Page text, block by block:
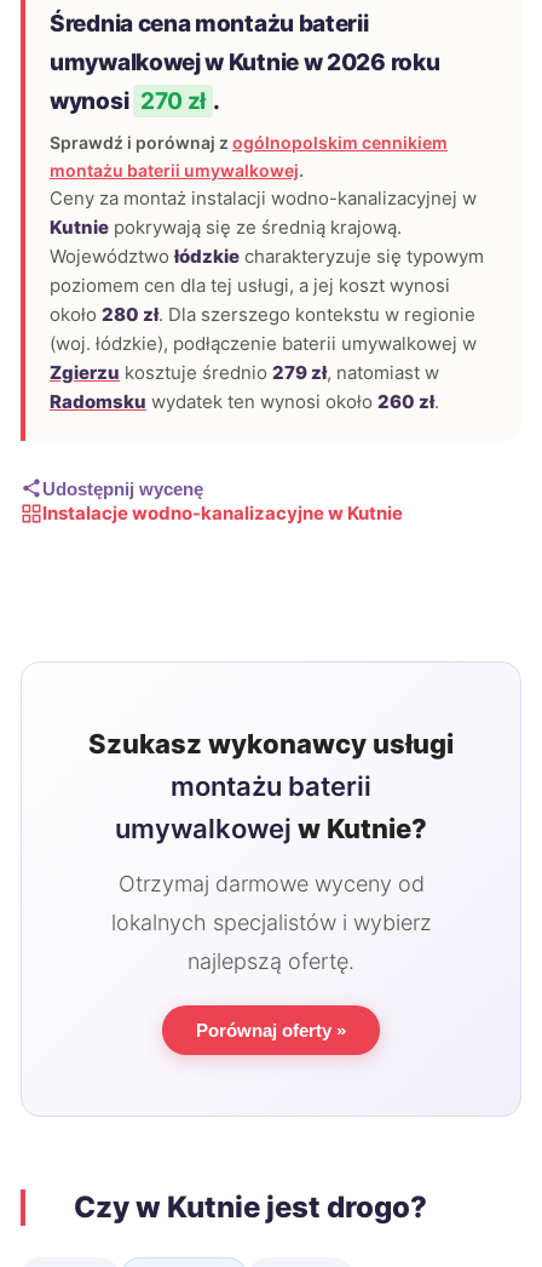
Średnia cena montażu baterii
umywalkowej w Kutnie w 2026 roku
wynosi 270 zł .
Sprawdź i porównaj z ogólnopolskim cennikiem
montażu baterii umywalkowej.
Ceny za montaż instalacji wodno-kanalizacyjnej w
Kutnie pokrywają się ze średnią krajową.
Województwołódzkie charakteryzuje się typowym
poziomem cen dla tej usługi, a jej koszt wynosi
około 280 zł. Dla szerszego kontekstu w regionie
(woj. łódzkie), podłączenie baterii umywalkowej w
Zgierzu kosztuje średnio 279 zł, natomiast w
Radomsku wydatek ten wynosi około 260 zł.
Udostępnij wycenę
Instalacje wodno-kanalizacyjne w Kutnie
Szukasz wykonawcy usługi
montażu baterii
umywalkowej w Kutnie?
Otrzymaj darmowe wyceny od
lokalnych specjalistów i wybierz
najlepszą ofertę.
Porównaj oferty »
Czy w Kutnie jest drogo?